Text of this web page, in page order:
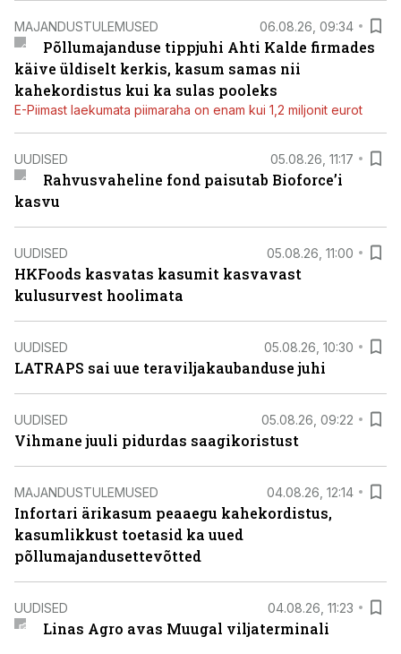
MAJANDUSTULEMUSED 06.08.26, 09:34
Põllumajanduse tippjuhi Ahti Kalde firmades
käive üldiselt kerkis, kasum samas nii
kahekordistus kui ka sulas pooleks
E-Piimast laekumata piimaraha on enam kui 1,2 miljonit eurot
UUDISED 05.08.26, 11:17
Rahvusvaheline fond paisutab Bioforce’i
kasvu
UUDISED 05.08.26, 11:00
HKFoods kasvatas kasumit kasvavast
kulusurvest hoolimata
UUDISED 05.08.26, 10:30
LATRAPS sai uue teraviljakaubanduse juhi
UUDISED 05.08.26, 09:22
Vihmane juuli pidurdas saagikoristust
MAJANDUSTULEMUSED 04.08.26, 12:14
Infortari ärikasum peaaegu kahekordistus,
kasumlikkust toetasid ka uued
põllumajandusettevõtted
UUDISED 04.08.26, 11:23
Linas Agro avas Muugal viljaterminali